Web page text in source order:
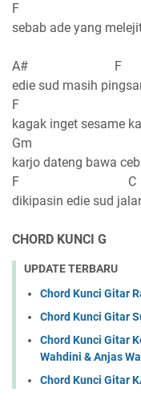
F
sebab ade yang
A# F
edie sud masih
F
kagak inget sesame
Gm
karjo dateng bawa
F C
dikipasin edie sud
CHORD KUNCI G
UPDATE TERBARU
Chord Kunci Gitar
Chord Kunci Gitar
Chord Kunci Gitar
Wahdini & Anjas
Chord Kunci Gitar